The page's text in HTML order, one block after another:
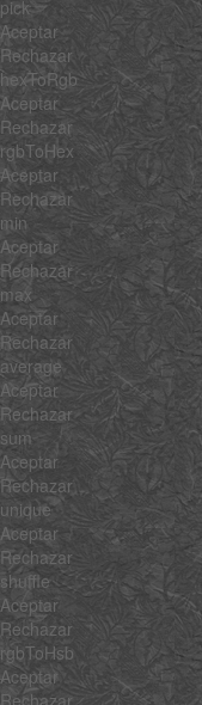
pick
Aceptar
Rechazar
hexToRgb
Aceptar
Rechazar
rgbToHex
Aceptar
Rechazar
min
Aceptar
Rechazar
max
Aceptar
Rechazar
average
Aceptar
Rechazar
sum
Aceptar
Rechazar
unique
Aceptar
Rechazar
shuffle
Aceptar
Rechazar
rgbToHsb
Aceptar